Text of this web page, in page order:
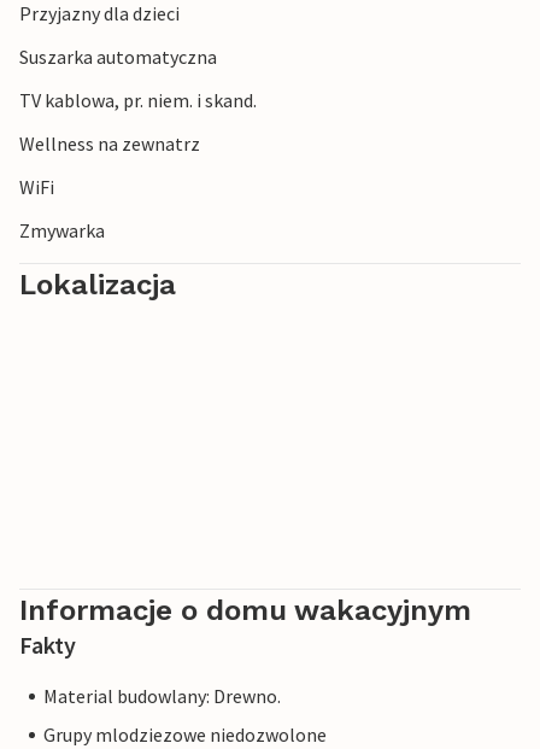
Przyjazny dla dzieci
Suszarka automatyczna
TV kablowa, pr. niem. i skand.
Wellness na zewnatrz
WiFi
Zmywarka
Lokalizacja
Informacje o domu wakacyjnym
Fakty
Material budowlany: Drewno.
Grupy mlodziezowe niedozwolone